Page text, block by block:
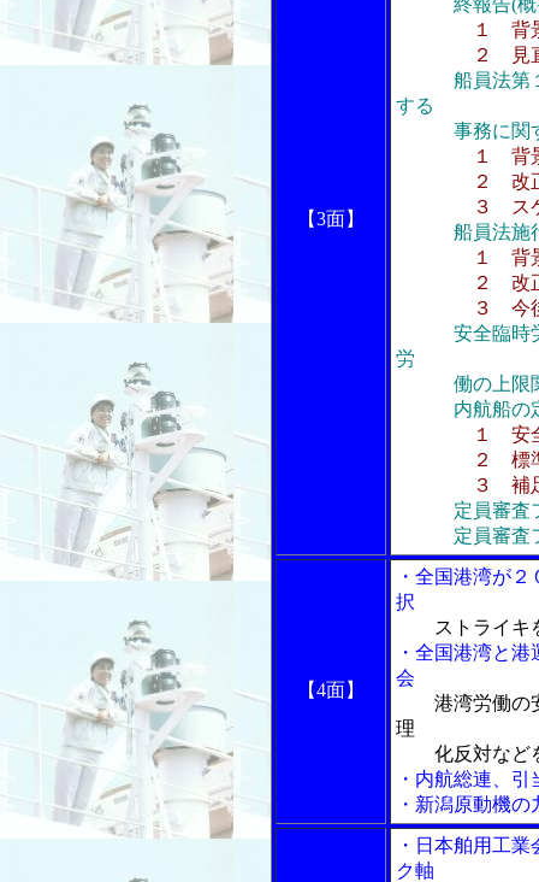
【3面】
終報告(概
１ 背
２ 見直
船員法第
する
事務に関す
１ 背
２ 改正
３ スケ
船員法施
１ 背
２ 改正
３ 今後の
安全臨時
労
働の上限
内航船の定
１ 安
２ 標準
３ 補
定員審査
定員審査フ
【4面】
・全国港湾が
択
ストライキ
・全国港湾と
会
港湾労働の
理
化反対など
・内航総連、
・新潟原動機
・日本舶用工
ク軸